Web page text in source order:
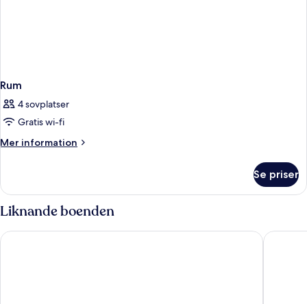
Rum
4 sovplatser
Gratis wi-fi
Mer information
Mer
Se priser
Liknande boenden
Best Western Nairobi Upper Hill Best